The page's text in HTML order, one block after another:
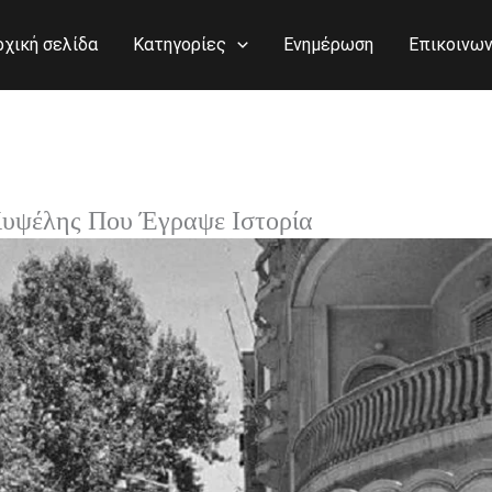
σελίδα Κατηγορίες Ενημέρωση
Που Έγραψε Ιστορία